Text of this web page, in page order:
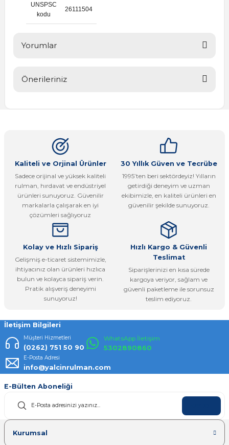
UNSPSC
kodu
26111504
Yorumlar
Önerileriniz
Görüş ve önerileriniz için teşekkür ederiz.
Ürün resmi kalitesiz, bozuk veya görüntülenemiyor.
Ürün açıklamasında eksik bilgiler bulunuyor.
Ürün bilgilerinde hatalar bulunuyor.
Ürün fiyatı diğer sitelerden daha pahalı.
Bu ürüne benzer farklı alternatifler olmalı.
Gönder
Kaliteli ve Orjinal Ürünler
Sadece orijinal ve yüksek kaliteli
rulman, hırdavat ve endüstriyel
ürünleri sunuyoruz. Güvenilir
markalarla çalışarak en iyi
çözümleri sağlıyoruz
30 Yıllık Güven ve Tecrübe
1995’ten beri sektördeyiz! Yılların
getirdiği deneyim ve uzman
ekibimizle, en kaliteli ürünleri en
güvenilir şekilde sunuyoruz.
Kolay ve Hızlı Sipariş
Gelişmiş e-ticaret sistemimizle,
ihtiyacınız olan ürünleri hızlıca
bulun ve kolayca sipariş verin.
Pratik alışveriş deneyimi
sunuyoruz!
Hızlı Kargo & Güvenli
Teslimat
Siparişlerinizi en kısa sürede
kargoya veriyor, sağlam ve
güvenli paketleme ile sorunsuz
teslim ediyoruz.
İletişim Bilgileri
Müşteri Hizmetleri
(0262) 751 50 90
WhatsApp İletişim
5302890860
E-Posta Adresi
info@yalcinrulman.com
E-Bülten Aboneliği
Kurumsal